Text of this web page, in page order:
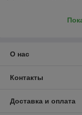
О нас
Контакты
Доставка и оплата